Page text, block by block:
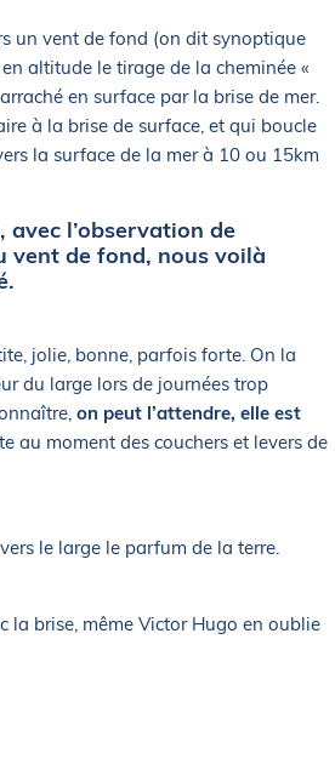
un vent de fond (on dit synoptique
altitude le tirage de la cheminée «
en surface par la brise de mer.
à la brise de surface, et qui boucle
la surface de la mer à 10 ou 15km
avec l’observation de
vent de fond, nous voilà
jolie, bonne, parfois forte. On la
du large lors de journées trop
on peut l’attendre, elle est
au moment des couchers et levers de
le large le parfum de la terre.
la brise, même Victor Hugo en oublie